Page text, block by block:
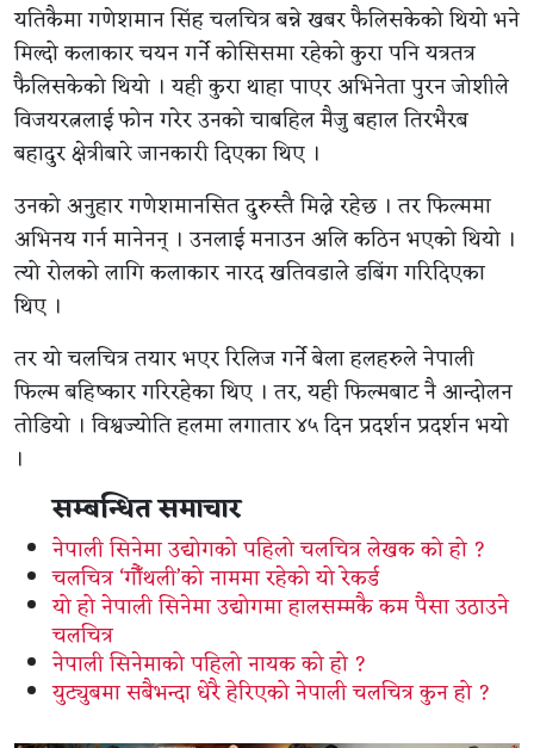
यतिकैमा गणेशमान सिंह चलचित्र बन्ने खबर फैलिसकेको थियो भने
मिल्दो कलाकार चयन गर्ने कोसिसमा रहेको कुरा पनि यत्रतत्र
फैलिसकेको थियो । यही कुरा थाहा पाएर अभिनेता पुरन जोशीले
विजयरत्नलाई फोन गरेर उनको चाबहिल मैजु बहाल तिरभैरब
बहादुर क्षेत्रीबारे जानकारी दिएका थिए ।
उनको अनुहार गणेशमानसित दुरुस्तै मिल्ने रहेछ । तर फिल्ममा
अभिनय गर्न मानेनन् । उनलाई मनाउन अलि कठिन भएको थियो ।
त्यो रोलको लागि कलाकार नारद खतिवडाले डबिंग गरिदिएका
थिए ।
तर यो चलचित्र तयार भएर रिलिज गर्ने बेला हलहरुले नेपाली
फिल्म बहिष्कार गरिरहेका थिए । तर, यही फिल्मबाट नै आन्दोलन
तोडियो । विश्वज्योति हलमा लगातार ४५ दिन प्रदर्शन प्रदर्शन भयो
।
सम्बन्धित समाचार
नेपाली सिनेमा उद्योगको पहिलो चलचित्र लेखक को हो ?
चलचित्र ‘गौँथली’को नाममा रहेको यो रेकर्ड
यो हो नेपाली सिनेमा उद्योगमा हालसम्मकै कम पैसा उठाउने
चलचित्र
नेपाली सिनेमाको पहिलो नायक को हो ?
युट्युबमा सबैभन्दा धेरै हेरिएको नेपाली चलचित्र कुन हो ?